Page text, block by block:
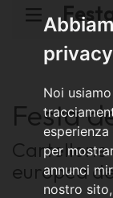
privacy
Noi
per
annunci
nostro
Festa
Cartellone
europea